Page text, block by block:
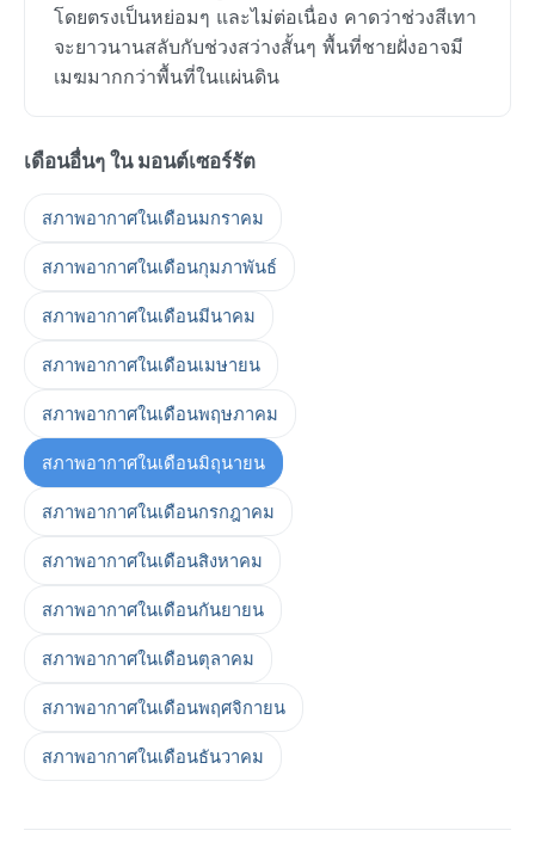
โดยตรงเป็นหย่อมๆ และไม่ต่อเนื่อง คาดว่าช่วงสีเทา
จะยาวนานสลับกับช่วงสว่างสั้นๆ พื้นที่ชายฝั่งอาจมี
เมฆมากกว่าพื้นที่ในแผ่นดิน
เดือนอื่นๆ ใน มอนต์เซอร์รัต
สภาพอากาศในเดือนมกราคม
สภาพอากาศในเดือนกุมภาพันธ์
สภาพอากาศในเดือนมีนาคม
สภาพอากาศในเดือนเมษายน
สภาพอากาศในเดือนพฤษภาคม
สภาพอากาศในเดือนมิถุนายน
สภาพอากาศในเดือนกรกฎาคม
สภาพอากาศในเดือนสิงหาคม
สภาพอากาศในเดือนกันยายน
สภาพอากาศในเดือนตุลาคม
สภาพอากาศในเดือนพฤศจิกายน
สภาพอากาศในเดือนธันวาคม